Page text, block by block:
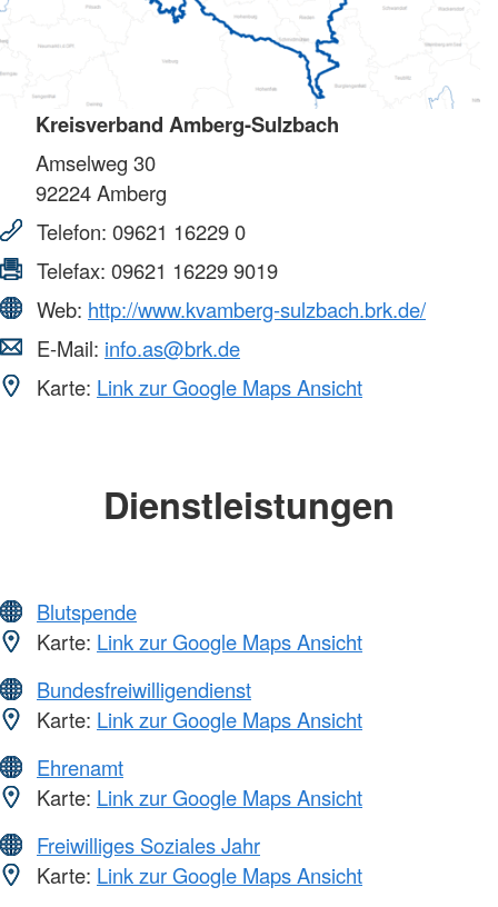
Kreisverband Amberg-Sulzbach
Amselweg 30
92224Amberg
Telefon: 09621 16229 0
Telefax: 09621 16229 9019
Web: http://www.kvamberg-sulzbach.brk.de/
E-Mail: info.as@brk.de
Karte: Link zur Google Maps Ansicht
Dienstleistungen
Blutspende
Karte: Link zur Google Maps Ansicht
Bundesfreiwilligendienst
Karte: Link zur Google Maps Ansicht
Ehrenamt
Karte: Link zur Google Maps Ansicht
Freiwilliges Soziales Jahr
Karte: Link zur Google Maps Ansicht